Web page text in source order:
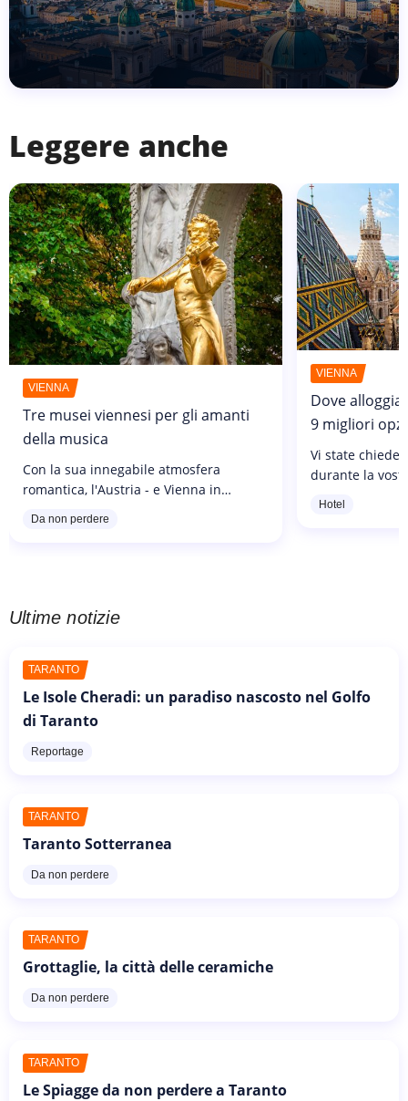
Leggere anche
VIENNA
Tre musei viennesi per gli amanti
della musica
Con la sua innegabile atmosfera
romantica, l'Austria - e Vienna in
bellezza della musica classica. Notevoli
Da non perdere
VIENNA
Dove
9 migliori
Vi state
durante la
Hotel
Ultime notizie
TARANTO
Le Isole Cheradi: un paradiso nascosto nel Golfo
di Taranto
Reportage
TARANTO
Taranto Sotterranea
Da non perdere
TARANTO
Grottaglie, la città delle ceramiche
Da non perdere
TARANTO
Le Spiagge da non perdere a Taranto